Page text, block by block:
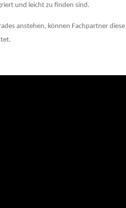
und leicht zu finden sind.
anstehen, können Fachpartner